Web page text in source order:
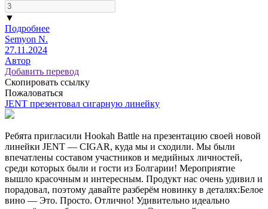
▼
Подробнее
Semyon N.
27.11.2024
Автор
Добавить перевод
Скопировать ссылку
Пожаловаться
JENT презентовал сигарную линейку
Ребята пригласили Hookah Battle на презентацию своей новой
линейки JENT — CIGAR, куда мы и сходили. Мы были
впечатлены составом участников и медийных личностей,
среди которых были и гости из Болгарии! Мероприятие
вышло красочным и интересным. Продукт нас очень удивил и
порадовал, поэтому давайте разберём новинку в деталях:Белое
вино — Это. Просто. Отлично! Удивительно идеально